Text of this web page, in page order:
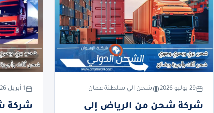
29 يوليو 2026 شحن الي سلطنة عمان
شركة شحن من الرياض إلى
1 أبريل 2026
شركة